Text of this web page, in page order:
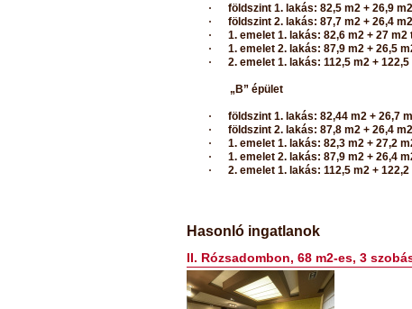
·
földszint 1. lakás: 82,5 m2 + 26,9
·
földszint 2. lakás: 87,7 m2 + 26,4
·
1. emelet 1. lakás: 82,6 m2 + 27
·
1. emelet 2. lakás: 87,9 m2 + 26,5
·
2. emelet 1. lakás: 112,5 m2 +
„B” épület
·
földszint 1. lakás: 82,44 m2 + 26,7
·
földszint 2. lakás: 87,8 m2 + 26,4
·
1. emelet 1. lakás: 82,3 m2 + 27,2
·
1. emelet 2. lakás: 87,9 m2 + 26,4
·
2. emelet 1. lakás: 112,5 m2 +
Hasonló ingatlanok
II. Rózsadombon, 68 m2-es, 3